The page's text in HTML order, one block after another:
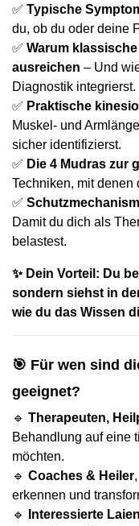
✅ Typische
du, ob du oder deine
✅ Warum
ausreichen – Und
Diagnostik integrierst.
✅ Praktische
Muskel- und
sicher identifizierst.
✅ Die 4 Mudras zur
Techniken, mit denen
✅
Damit du dich als
belastest.
✨ Dein Vorteil: Du
sondern siehst in
wie du das Wissen
🎯 Für wen sind
geeignet?
🔹 Therapeuten,
Behandlung auf eine
möchten.
🔹 Coaches & Heiler
erkennen und
🔹
Interessierte Laien